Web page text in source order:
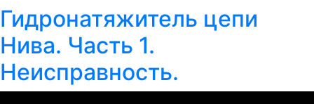
Гидронатяжитель цепи
Нива. Часть 1.
Неисправность.